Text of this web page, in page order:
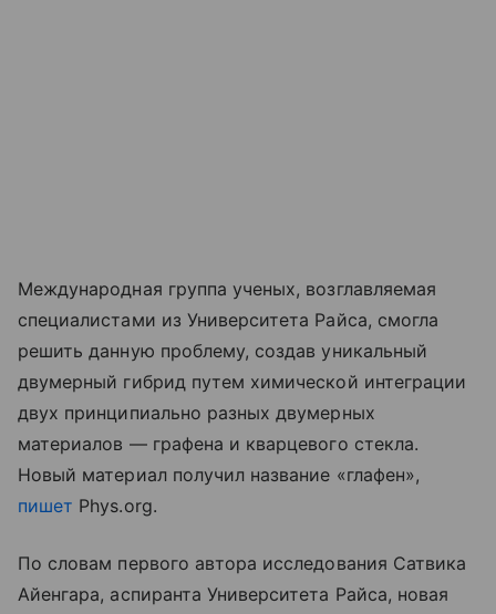
Международная группа ученых, возглавляемая
специалистами из Университета Райса, смогла
решить данную проблему, создав уникальный
двумерный гибрид путем химической интеграции
двух принципиально разных двумерных
материалов — графена и кварцевого стекла.
Новый материал получил название «глафен»,
пишет Phys.org.
По словам первого автора исследования Сатвика
Айенгара, аспиранта Университета Райса, новая